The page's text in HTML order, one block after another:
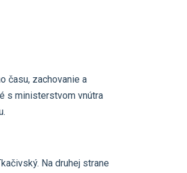
času, zachovanie a
s ministerstvom vnútra
Na druhej strane